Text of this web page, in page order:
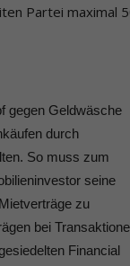
Partei maximal
gegen Geldwäsche
durch
So muss zum
seine
zu
bei
Financial